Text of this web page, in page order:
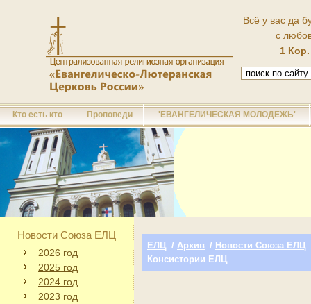
Всё у вас да
с
1
Кто есть кто Проповеди 'ЕВАНГЕЛИЧЕСКАЯ МОЛОДЕЖЬ'
Новости Союза ЕЛЦ
2026 год
2025 год
2024 год
2023 год
ЕЛЦ / Архив / Новости Союза ЕЛЦ
Консистории ЕЛЦ